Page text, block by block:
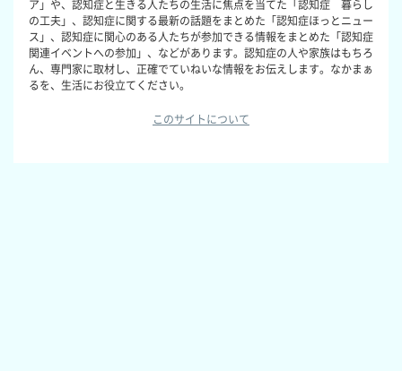
ア」や、認知症と生きる人たちの生活に焦点を当てた「認知症 暮らし
の工夫」、認知症に関する最新の話題をまとめた「認知症ほっとニュー
ス」、認知症に関心のある人たちが参加できる情報をまとめた「認知症
関連イベントへの参加」、などがあります。認知症の人や家族はもちろ
ん、専門家に取材し、正確でていねいな情報をお伝えします。なかまぁ
るを、生活にお役立てください。
このサイトについて